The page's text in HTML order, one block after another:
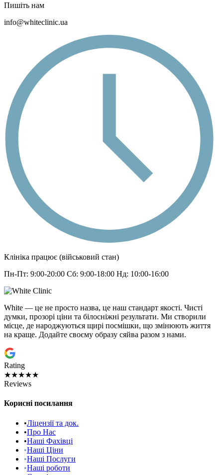
Пишіть нам
info@whiteclinic.ua
Клініка працює (військовий стан)
Пн-Пт: 9:00-20:00 Сб: 9:00-18:00 Нд: 10:00-16:00
White — це не просто назва, це наш стандарт якості. Чисті
думки, прозорі ціни та білосніжні результати. Ми створили
місце, де народжуються щирі посмішки, що змінюють життя
на краще. Додайте своєму образу сяйва разом з нами.
Rating
★★★★★
Reviews
Корисні посилання
•Ліцензії та док.
•Про Нас
•Наші Фахівці
•Наші Ціни
•Наші Послуги
•Наші роботи